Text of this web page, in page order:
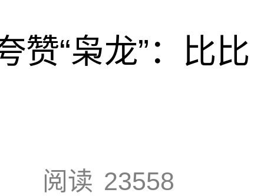
赞“枭龙”：比比
阅读 23558